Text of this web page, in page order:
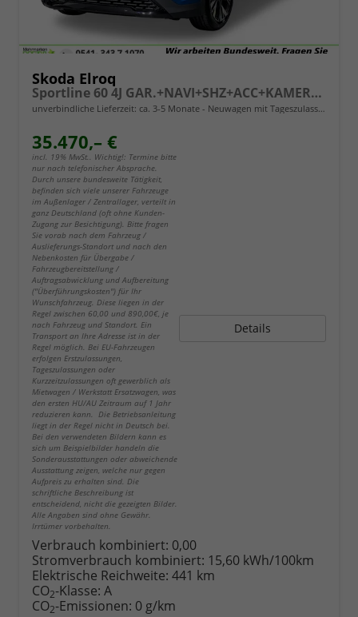
Skoda Elroq
Sportline 60 4J GAR.+NAVI+SHZ+ACC+KAMERA+20" ALU
unverbindliche Lieferzeit: ca. 3-5 Monate Neuwagen mit Tageszulassung
35.470,– €
incl. 19% MwSt.. Wichtig!: Termine bitte
nur nach telefonischer Absprache.
Durch unsere bundesweite Tätigkeit,
befinden sich viele unserer Fahrzeuge
im Außenlager / Zentrallager, verteilt in
ganz Deutschland (oft ohne Kunden-
Zugang zur Besichtigung). Bitte fragen
Sie vorab nach dem Fahrzeug /
Auslieferungs-Standort und nach den
Nebenkosten für Übergabe /
Fahrzeugbereitstellung /
Auftragsabwicklung und Aufbereitung
("Überführungskosten") für Ihr
Wunschfahrzeug. Diese liegen in der
Regel zwischen 60,00 und 890,00€, je
nach Fahrzeug und Standort. Ein
Transport an Ihre Adresse ist in der
Regel möglich. Bei EU-Fahrzeugen
erfolgen Erstzulassungen,
Tageszulassungen oder
Kurzzeitzulassungen oft gewerblich als
Mietwagen / Werkstatt Ersatzwagen, was
den ersten HU/AU Zeitraum auf 1 Jahr
reduzieren kann. Die Betriebsanleitung
liegt in der Regel nicht in Deutsch bei.
Bei den verwendeten Bildern kann es
sich um Beispielbilder handeln die
Sonderausstattungen oder abweichende
Ausstattung zeigen, welche nur gegen
Aufpreis zu erhalten sind. Die
schriftliche Beschreibung ist
entscheidend, nicht die gezeigten Bilder.
Alle Angaben sind ohne Gewähr.
Irrtümer vorbehalten.
Details
Verbrauch kombiniert: 0,00
Stromverbrauch kombiniert: 15,60 kWh/100km
Elektrische Reichweite: 441 km
CO2-Klasse: A
CO2-Emissionen: 0 g/km